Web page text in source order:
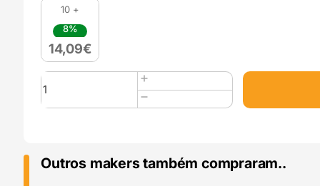
10 +
8%
14,09€
Quantidade
de
PLA
Gold
Rose
Outros makers também compraram..